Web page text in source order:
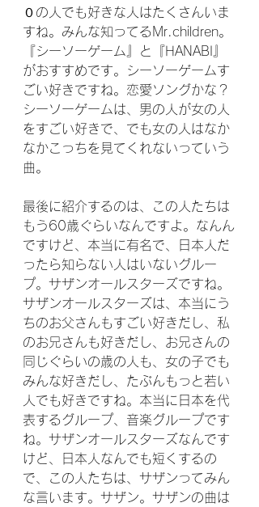
０の人でも好きな人はたくさんいま
すね。みんな知ってるMr.children。
『シーソーゲーム』と『HANABI』
がおすすめです。シーソーゲームす
ごい好きですね。恋愛ソングかな？
シーソーゲームは、男の人が女の人
をすごい好きで、でも女の人はなか
なかこっちを見てくれないっていう
曲。
最後に紹介するのは、この人たちは
もう60歳ぐらいなんですよ。なんん
ですけど、本当に有名で、日本人だ
ったら知らない人はいないグルー
プ。サザンオールスターズですね。
サザンオールスターズは、本当にう
ちのお父さんもすごい好きだし、私
のお兄さんも好きだし、お兄さんの
同じぐらいの歳の人も、女の子でも
みんな好きだし、たぶんもっと若い
人でも好きですね。本当に日本を代
表するグループ、音楽グループです
ね。サザンオールスターズなんです
けど、日本人なんでも短くするの
で、この人たちは、サザンってみん
な言います。サザン。サザンの曲は